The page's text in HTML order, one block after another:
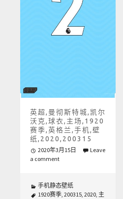
英超,曼彻斯特城,凯尔
沃克,球衣,主场,1920
赛季,英格兰,手机,壁
纸,2020,200315
2020年3月15日
Leave
a comment
手机静态壁纸
1920赛季, 200315, 2020, 主